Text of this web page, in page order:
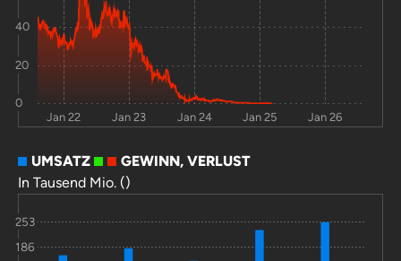
0
20
40
Jan 22 Jan 23 Jan 24 Jan 25 Jan 26
UMSATZ
GEWINN, VERLUST
In Tausend Mio. ()
253
186